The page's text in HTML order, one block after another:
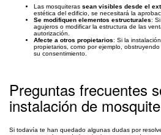
Las mosquiteras sean visibles desde el
estética del edificio, se necesitará la
Se modifiquen elementos estructurales:
agujeros o modificar la estructura de las
autorización.
Afecte a otros propietarios: Si la
propietarios, como por ejemplo,
su consentimiento.
Preguntas frecuentes
instalación de
Si todavía te han quedado algunas dudas por